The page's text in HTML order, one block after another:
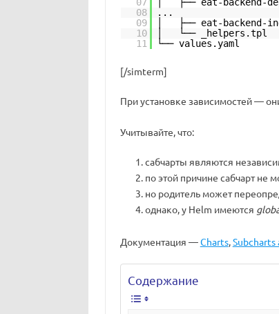
08
...
09
│ ├── eat-backend-
10
│ └── _helpers.tpl
11
└── values.yaml
[/simterm]
При установке зависимостей —
Учитывайте, что:
сабчарты являются
по этой причине сабчарт не
но родитель может
однако, у Helm имеются
Документация —Charts,Subcharts
Содержание